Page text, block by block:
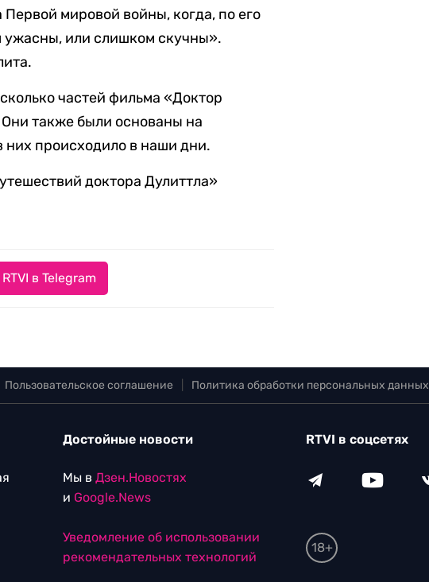
мировой войны, когда, по его
ужасны, или слишком скучны».
частей фильма «Доктор
также были основаны на
них происходило в наши дни.
доктора Дулиттла»
в Telegram
Пользовательское соглашение Политика обработки персональных данных
Достойные новости
Мы в Дзен.Новостях
и Google.News
Уведомление об использовании
рекомендательных технологий
RTVI в соцсетях
18+